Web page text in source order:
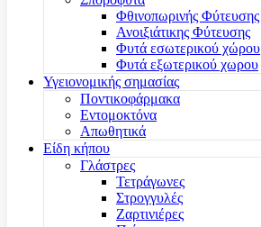
Φθινοπωρινής Φύτευσης
Ανοιξιάτικης Φύτευσης
Φυτά εσωτερικού χώρου
Φυτά εξωτερικού χωρου
Υγειονομικής σημασίας
Ποντικοφάρμακα
Εντομοκτόνα
Απωθητικά
Είδη κήπου
Γλάστρες
Τετράγωνες
Στρογγυλές
Ζαρτινιέρες